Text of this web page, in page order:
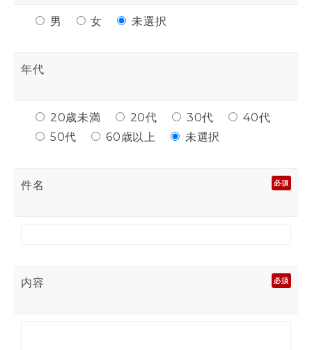
男 女 未選択
年代
20歳未満 20代 30代
40代
50代
60歳以上 未選択
件名 必須
内容 必須